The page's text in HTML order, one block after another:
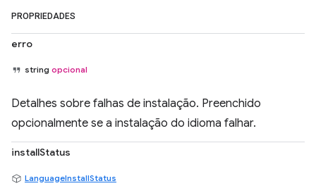
PROPRIEDADES
erro
string opcional
Detalhes sobre falhas de instalação. Preenchido
opcionalmente se a instalação do idioma falhar.
installStatus
LanguageInstallStatus